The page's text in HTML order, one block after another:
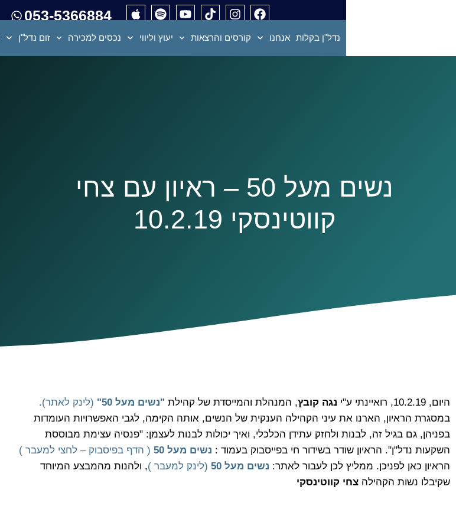
053-5366884
נדל"ן בקלות אנחנו קורסים והרצאות יעוץ וליווי נכסים למכירה זום נדל"ן
נשים מעל 50 – ראיון עם צחי
קווטינסקי 10.2.19
היום, 10.2.19, רואיינתי ע"י נגה קובץ, המנהלת והמייסדת של קהילת "נשים מעל 50" (לינק לאתר).
במסגרת הראיון, הארנו את עיני הקהילה הענקית של הנשים, אותה הקימה, לגבי האפשרויות העומדות
בפניהן, גם בגיל זה, לבנות ולחזק עתידן הכלכלי, ואיך יכולות לבנות לעצמן: "פנסיה עצימת מבוססת
השקעות נדל"ן". הראיון שודר בשידור חי בפייסבוק בעמוד : נשים מעל 50
( הדף בפיסבוק – לחצי למעבר )
הראיון כאן לפניכן. ממליץ לכן לעבור לאתר: נשים מעל 5 0 (לינק למעבר ), ולהנות מהמבצע המיוחד
שקיבלו נשות הקהילה צחי קווטינסקי